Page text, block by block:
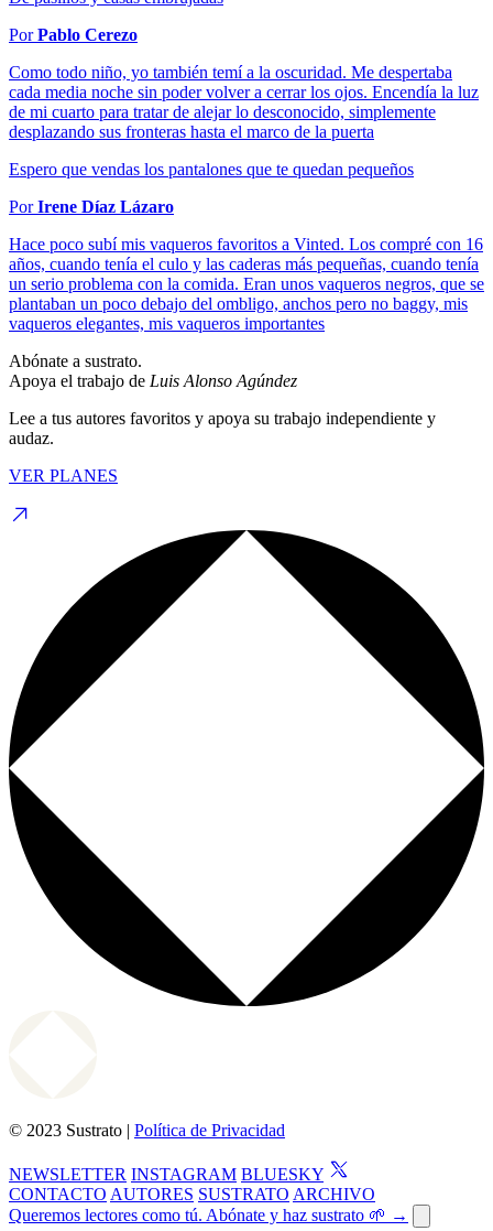
PorPablo Cerezo
Como todo niño, yo también temí a la oscuridad. Me despertaba
cada media noche sin poder volver a cerrar los ojos. Encendía la luz
de mi cuarto para tratar de alejar lo desconocido, simplemente
desplazando sus fronteras hasta el marco de la puerta
Espero que vendas los pantalones que te quedan pequeños
PorIrene Díaz Lázaro
Hace poco subí mis vaqueros favoritos a Vinted. Los compré con 16
años, cuando tenía el culo y las caderas más pequeñas, cuando tenía
un serio problema con la comida. Eran unos vaqueros negros, que se
plantaban un poco debajo del ombligo, anchos pero no baggy, mis
vaqueros elegantes, mis vaqueros importantes
Abónate a sustrato.
Apoya el trabajo de Luis Alonso Agúndez
Lee a tus autores favoritos y apoya su trabajo independiente y
audaz.
VER PLANES
© 2023 Sustrato | Política de Privacidad
NEWSLETTER INSTAGRAM BLUESKY
CONTACTO AUTORES SUSTRATO ARCHIVO
Queremos lectores como tú. Abónate y haz sustrato 🌱 →